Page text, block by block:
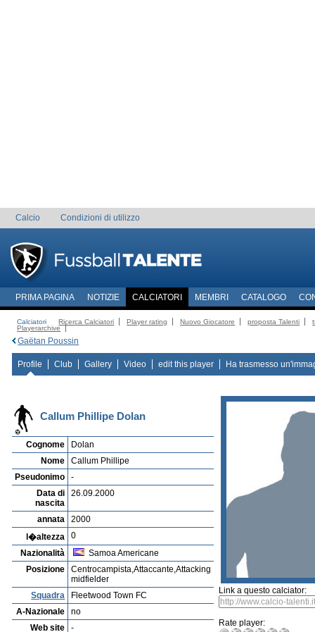
Calcio Condizioni di utilizzo
PRIMA PAGINA NOTIZIE CALCIATORI MEMBRI CATALOGO
Calciatori Ricerca Calciatori Player rating Nuovo Giocatore proposta Talenti
Playerarchive
Gaëtan Poussin
Profile Club Gallery Video edit this player Ha trasmesso
Callum Phillipe Dolan
Cognome
Dolan
Nome
Callum Phillipe
Pseudonimo
-
Data di
nascita
26.09.2000
annata
2000
l�altezza
0
Nazionalità
Samoa Americane
Posizione
Centrocampista,Attaccante,Attacking
midfielder
Squadra
Fleetwood Town FC
A-Nazionale
no
Web site
-
Link a questo calciator:
Rate player: